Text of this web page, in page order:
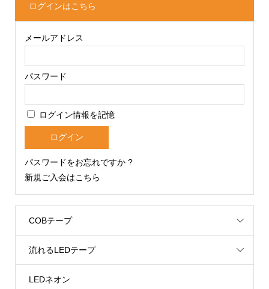
ログインはこちら
メールアドレス
パスワード
ログイン情報を記憶
パスワードをお忘れですか ?
新規ご入会はこちら
COBテープ
流れるLEDテープ
LEDネオン